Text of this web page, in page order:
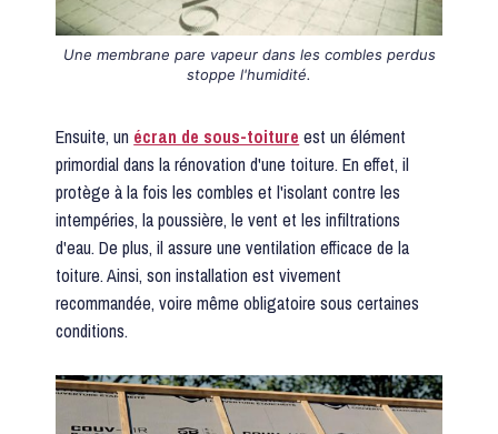
Une membrane pare vapeur dans les combles perdus
stoppe l'humidité.
Ensuite, un écran de sous-toiture est un élément
primordial dans la rénovation d'une toiture. En effet, il
protège à la fois les combles et l'isolant contre les
intempéries, la poussière, le vent et les infiltrations
d'eau. De plus, il assure une ventilation efficace de la
toiture. Ainsi, son installation est vivement
recommandée, voire même obligatoire sous certaines
conditions.